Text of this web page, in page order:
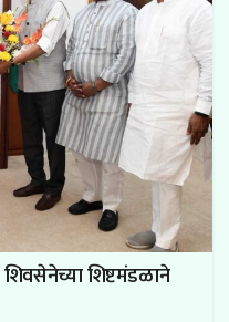
शिष्टमंडळाने